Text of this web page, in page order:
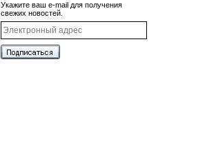
Укажите ваш e-mail для получения
свежих новостей.